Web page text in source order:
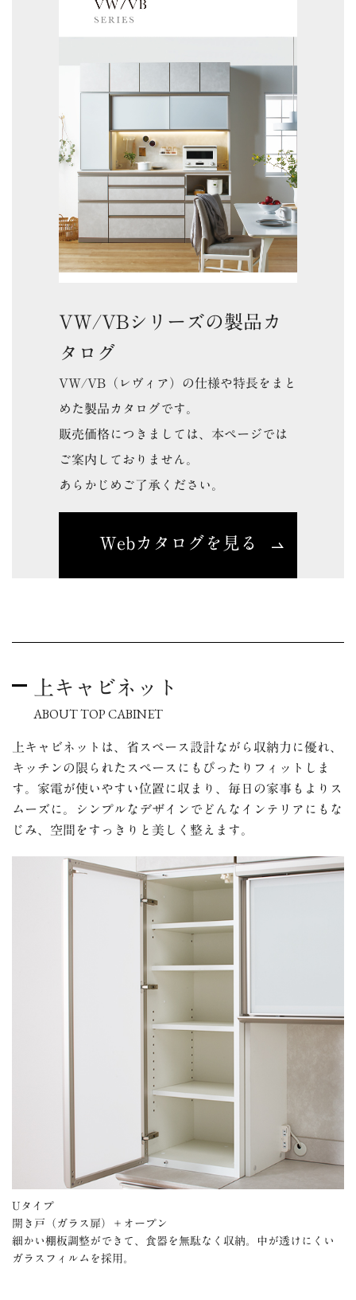
VW/VBシリーズの製品カ
タログ
VW/VB（レヴィア）の仕様や特長をまと
めた製品カタログです。
販売価格につきましては、本ページでは
ご案内しておりません。
あらかじめご了承ください。
Webカタログを見る
上キャビネット
ABOUT TOP CABINET
上キャビネットは、省スペース設計ながら収納力に優れ、
キッチンの限られたスペースにもぴったりフィットしま
す。 家電が使いやすい位置に収まり、毎日の家事もよりス
ムーズに。
シンプルなデザインでどんなインテリアにもな
じみ、空間をすっきりと美しく整えます。
Uタイプ
開き戸（ガラス扉）＋オープン
細かい棚板調整ができて、食器を無駄なく収納。中が透けにくい
ガラスフィルムを採用。